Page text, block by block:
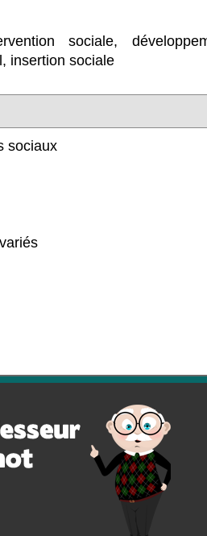
sociale,
insertion sociale
sociaux